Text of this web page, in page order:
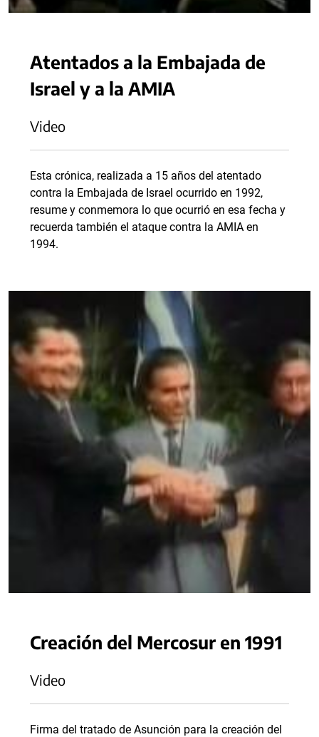
Atentados a la Embajada de
Israel y a la AMIA
Video
Esta crónica, realizada a 15 años del atentado
contra la Embajada de Israel ocurrido en 1992,
resume y conmemora lo que ocurrió en esa fecha y
recuerda también el ataque contra la AMIA en
1994.
Creación del Mercosur en 1991
Video
Firma del tratado de Asunción para la creación del